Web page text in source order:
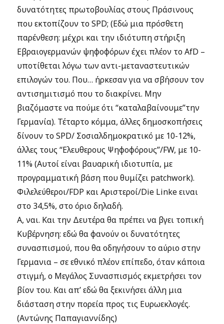
δυνατότητες πρωτοβουλίας στους Πράσινους
που εκτοπίζουν το SPD; (Εδώ μια πρόσθετη
παρένθεση: μέχρι και την ιδιότυπη στήριξη
Εβραιογερμανών ψηφοφόρων έχει πλέον το AfD –
υποτίθεται λόγω των αντι-μεταναστευτικών
επιλογών του. Που… ήρκεσαν για να σβήσουν τον
αντισημιτισμό που το διακρίνει. Μην
βιαζόμαστε να πούμε ότι “καταλαβαίνουμε”την
Γερμανία). Τέταρτο κόμμα, άλλες δημοσκοπήσεις
δίνουν το SPD/ Σοσιαλδημοκρατικό με 10-12%,
άλλες τους “Ελευθερους Ψηφοφόρους”/FW, με 10-
11% (Αυτοί είναι βαυαρική ιδιοτυπία, με
προγραμματική βάση που θυμίζει patchwork).
Φιλελεύθεροι/FDP και Αριστεροί/Die Linke ειναι
στο 34,5%, στο όριο δηλαδή.
Α, ναι. Και την Δευτέρα θα πρέπει να βγει τοπική
Κυβέρνηση: εδώ θα φανούν οι δυνατότητες
συνασπισμού, που θα οδηγήσουν το αύριο στην
Γερμανια – σε εθνικό πλέον επίπεδο, όταν κάποια
στιγμή, ο Μεγάλος Συνασπισμός εκμετρήσει τον
βίον του. Και απ’ εδώ θα ξεκινήσει άλλη μια
διάσταση στην πορεία προς τις Ευρωεκλογές.
(Αντώνης Παπαγιαννίδης)